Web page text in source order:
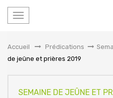
Basculer
Accueil
&gt;Prédications >
de jeûne et prières 2019
SEMAINE DE JEÛNE ET